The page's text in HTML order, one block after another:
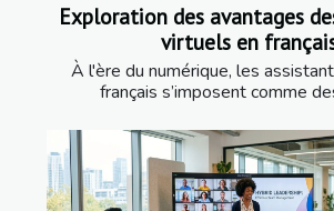
Exploration des avantages
virtuels en
À l'ère du numérique, les
français s’imposent comme